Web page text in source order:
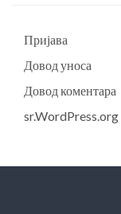
Пријава
Довод уноса
Довод коментара
sr.WordPress.org